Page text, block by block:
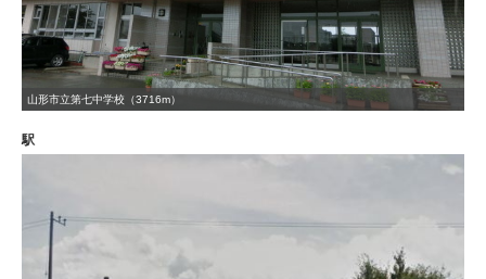
山形市立第七中学校（3716m）
駅